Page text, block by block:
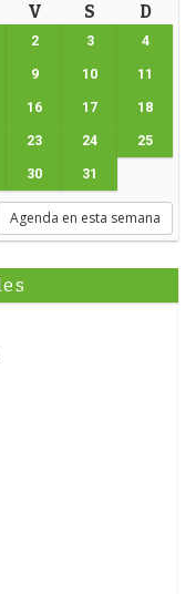
V S D
2 3 4
9 10 11
16 17 18
23 24 25
30 31
Agenda en esta semana